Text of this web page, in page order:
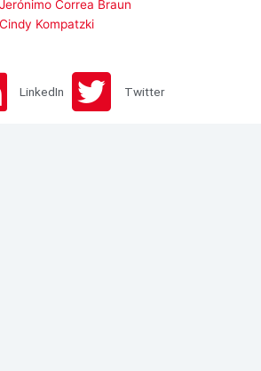
Correa Braun
Kompatzki
LinkedIn Twitter